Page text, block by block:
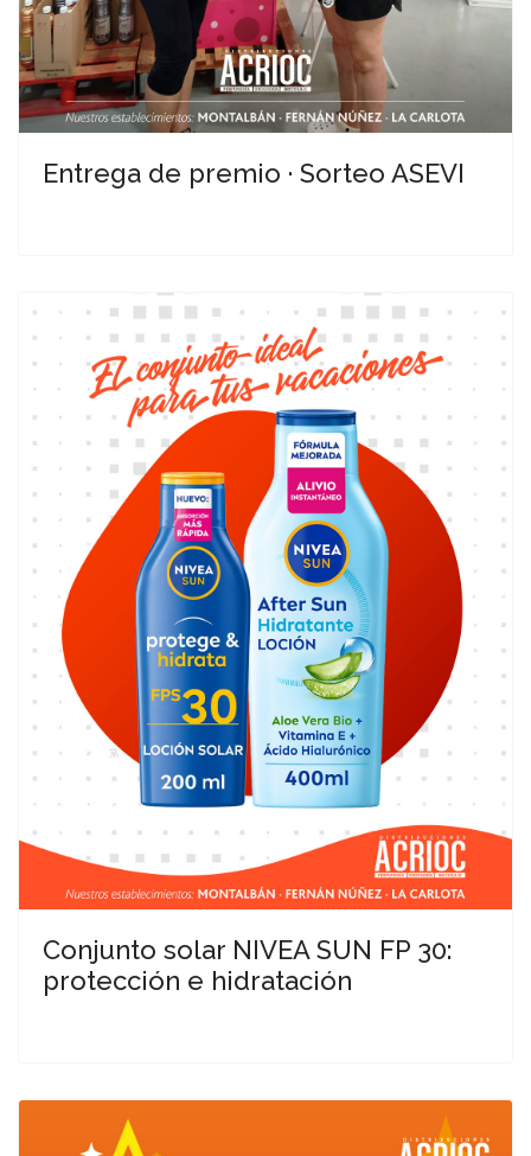
Entrega de premio · Sorteo ASEVI
Conjunto solar NIVEA SUN FP 30:
protección e hidratación